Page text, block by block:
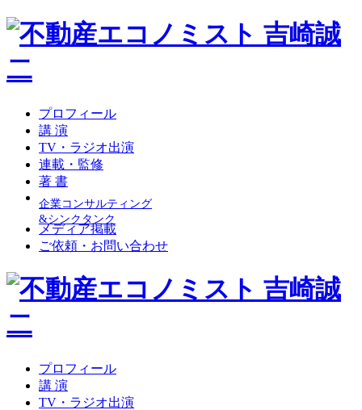
プロフィール
講 演
TV・ラジオ出演
連載・監修
著 書
企業コンサルティング
&シンクタンク
メディア掲載
ご依頼・お問い合わせ
プロフィール
講 演
TV・ラジオ出演